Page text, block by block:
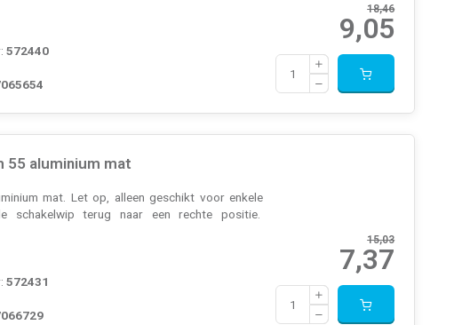
18,46
9,05
572440
aluminium mat
mat. Let op, alleen geschikt voor enkele
schakelwip terug naar een rechte positie.
15,03
7,37
572431